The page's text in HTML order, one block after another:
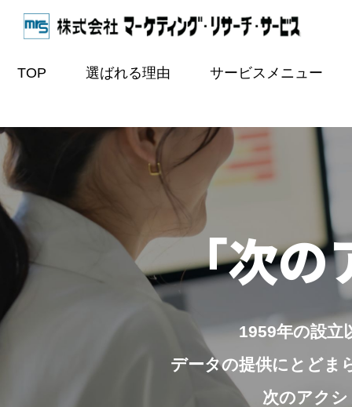
TOP 選ばれる理由 サービスメニュー
「次の
1959年の設立
データの提供にとどま
次のアク